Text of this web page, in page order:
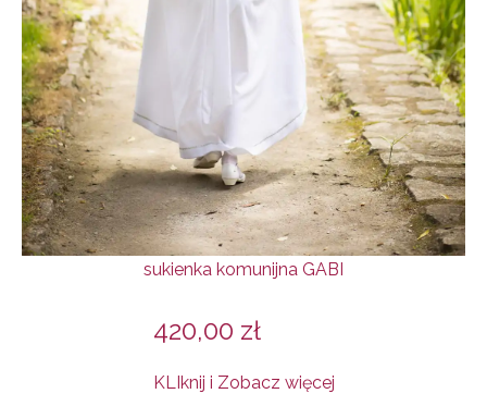
sukienka komunijna GABI
420,00 zł
KLIknij i Zobacz więcej